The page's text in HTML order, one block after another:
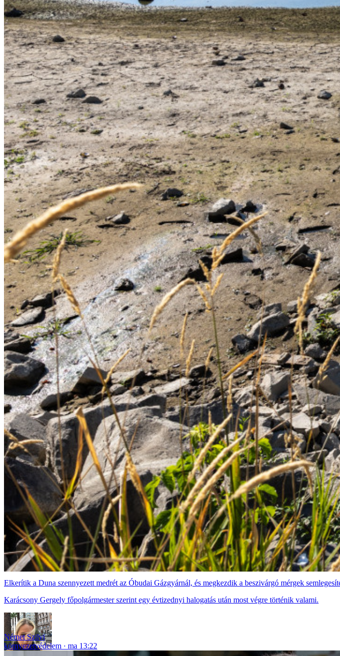
Elkerítik a Duna szennyezett medrét az Óbudai Gázgyárnál, és megkezdik a beszivárgó mérgek
Karácsony Gergely főpolgármester szerint egy évtizednyi halogatás után most végre történik valami.
Német Szilvi
környezetvédelem
ma 13:22